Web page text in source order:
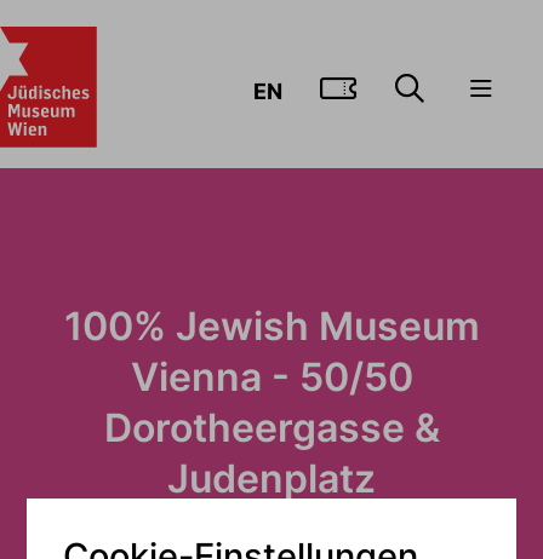
EN ZUM
100% Jewish Museum
Vienna - 50/50
Dorotheergasse &
Judenplatz